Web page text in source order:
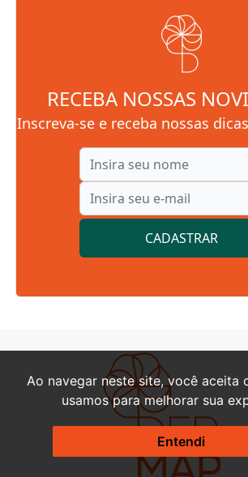
RECEBA NOSSAS
Inscreva-se e receba nossas
CADASTRAR
Ao navegar neste site, você aceita
usamos para melhorar sua
Entendi